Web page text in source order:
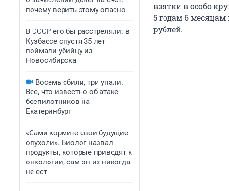
почему верить этому опасно
В СССР его бы расстреляли: в
Кузбассе спустя 35 лет
поймали убийцу из
Новосибирска
Восемь сбили, три упали.
Все, что известно об атаке
беспилотников на
Екатеринбург
«Сами кормите свои будущие
опухоли». Биолог назвал
продукты, которые приводят к
онкологии, сам он их никогда
не ест
взятки в особо
5 годам 6
рублей.